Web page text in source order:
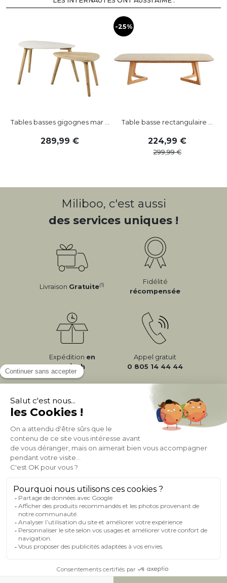
Tables basses gigognes mar ...
289,99
-25%
Table basse rectangulaire ...
224,99
299,99
Miliboo, c'est aussi
des services uniques !
Livraison Gratuite(1)
Fidélité
récompensée
Expédition en
24/72h
Appel gratuit
0 805 14 44 44
À PROPOS DE MILIBOO
AIDE & CONTACT